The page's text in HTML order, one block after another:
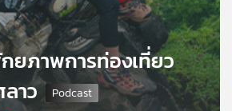
ยภาพการท่องเที่ยว
าว